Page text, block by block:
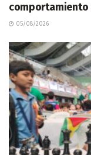
comportamiento
05/08/2026